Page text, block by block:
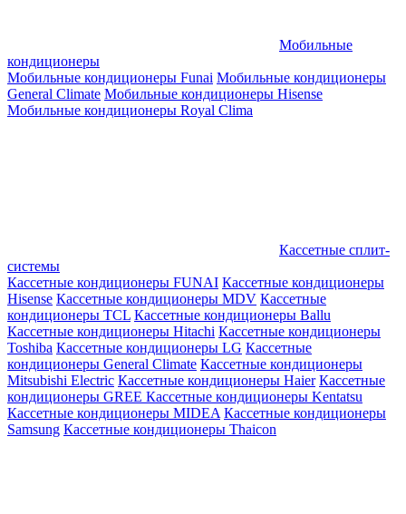
Мобильные
кондиционеры
Мобильные кондиционеры Funai Мобильные кондиционеры
General Climate Мобильные кондиционеры Hisense
Мобильные кондиционеры Royal Clima
Кассетные сплит-
системы
Кассетные кондиционеры FUNAI Кассетные кондиционеры
Hisense Кассетные кондиционеры MDV Кассетные
кондиционеры TCL Кассетные кондиционеры Ballu
Кассетные кондиционеры Hitachi Кассетные кондиционеры
Toshiba Кассетные кондиционеры LG Кассетные
кондиционеры General Climate Кассетные кондиционеры
Mitsubishi Electric Кассетные кондиционеры Haier Кассетные
кондиционеры GREE Кассетные кондиционеры Kentatsu
Кассетные кондиционеры MIDEA Кассетные кондиционеры
Samsung Кассетные кондиционеры Thaicon